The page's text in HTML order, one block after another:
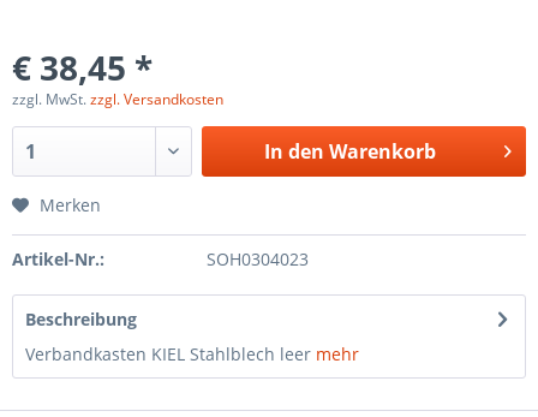
€ 38,45 *
zzgl. MwSt.zzgl. Versandkosten
In den Warenkorb
Merken
Artikel-Nr.: SOH0304023
Beschreibung
Verbandkasten KIEL Stahlblech leer mehr